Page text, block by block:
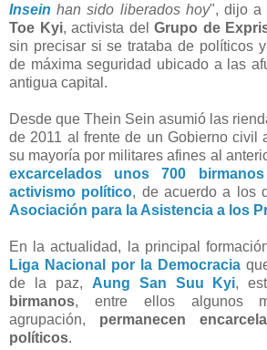
Insein han sido liberados hoy", dijo a
Toe Kyi, activista delGrupo de
sin precisar si se trataba de políticos
de máxima seguridad ubicado a las
antigua capital.
Desde que Thein Sein asumió las
de 2011 al frente de un Gobierno civil
su mayoría por militares afines al
excarcelados unos 700
activismo político, de acuerdo a los
Asociación para la Asistencia a los
En la actualidad, la principal
Liga Nacional por la Democracia
de la paz, Aung San Suu Kyi,
birmanos, entre ellos algunos
agrupación, permanecen
políticos.